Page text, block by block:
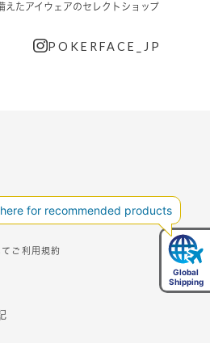
えたアイウェアのセレクトショップ
POKERFACE_JP
ご利用規約